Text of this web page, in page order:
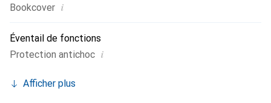
Bookcover i
Éventail de fonctions
Protection antichoc i
Afficher plus